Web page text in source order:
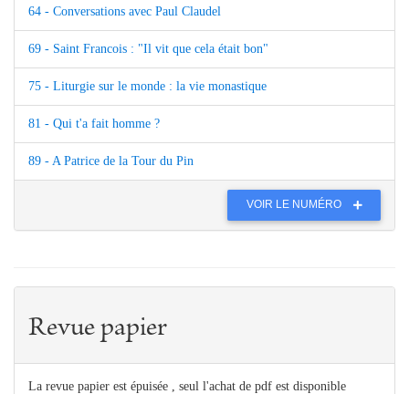
64 - Conversations avec Paul Claudel
69 - Saint Francois : "Il vit que cela était bon"
75 - Liturgie sur le monde : la vie monastique
81 - Qui t'a fait homme ?
89 - A Patrice de la Tour du Pin
VOIR LE NUMÉRO
Revue papier
La revue papier est épuisée , seul l'achat de pdf est disponible